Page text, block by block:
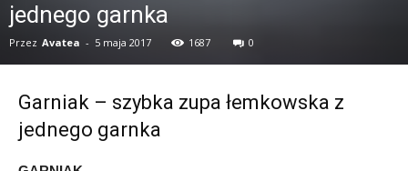
jednego garnka
Przez Avatea - 5 maja 2017 1687 0
Garniak – szybka zupa łemkowska z
jednego garnka